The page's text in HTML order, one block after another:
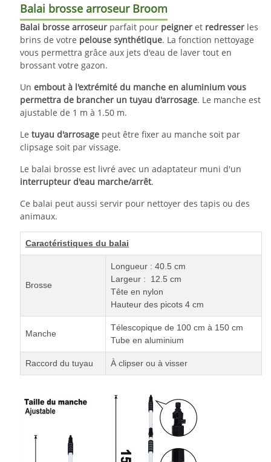
Balai brosse arroseur Broom
Balai brosse arroseur parfait pour peigner et redresser les
brins de votre pelouse synthétique. La fonction nettoyage
vous permettra grâce aux jets d'eau de laver tout en
brossant votre gazon.
Un embout à l'extrémité du manche en aluminium vous
permettra de brancher un tuyau d'arrosage. Le manche est
ajustable de 1 m à 1.50 m.
Le tuyau d'arrosage peut être fixer au manche soit par
clipsage soit par vissage.
Le balai brosse est livré avec un adaptateur muni d'un
interrupteur d'eau marche/arrêt.
Ce balai peut aussi servir pour nettoyer des tapis ou des
animaux.
Caractéristiques du balai
Brosse
Longueur : 40.5 cm
Largeur : 12.5 cm
Tête en nylon
Hauteur des picots 4 cm
Manche
Télescopique de 100 cm à 150 cm
Tube en aluminium
Raccord du tuyau À clipser ou à visser